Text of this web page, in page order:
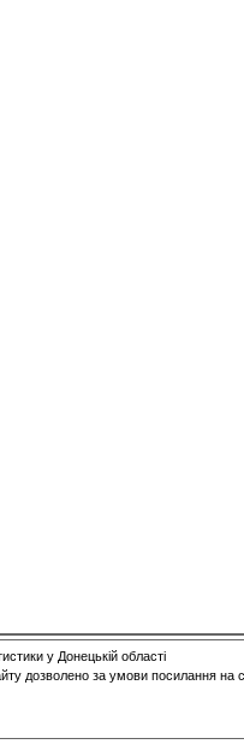
у Донецькій області
дозволено за умови посилання на